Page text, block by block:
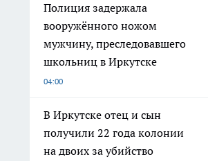
Полиция задержала
вооружённого ножом
мужчину, преследовавшего
школьниц в Иркутске
04:00
В Иркутске отец и сын
получили 22 года колонии
на двоих за убийство